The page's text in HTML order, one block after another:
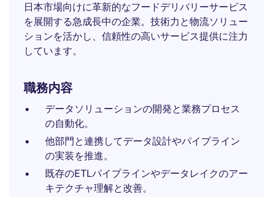
日本市場向けに革新的なフードデリバリーサービス
を展開する急成長中の企業。技術力と物流ソリュー
ションを活かし、信頼性の高いサービス提供に注力
しています。
職務内容
データソリューションの開発と業務プロセス
の自動化。
他部門と連携してデータ設計やパイプライン
の実装を推進。
既存のETLパイプラインやデータレイクのアー
キテクチャ理解と改善。